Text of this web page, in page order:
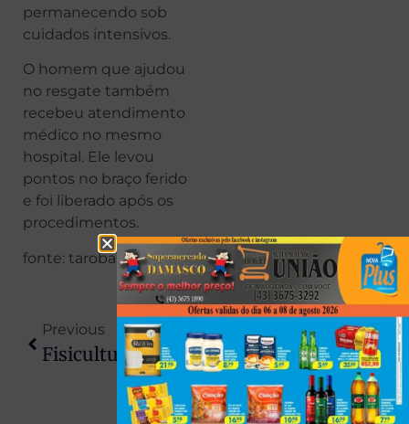
permanecendo sob
cuidados intensivos.
O homem que ajudou
no resgate também
recebeu atendimento
médico no mesmo
hospital. Ele levou
pontos no braço ferido
e foi liberado após os
procedimentos.
fonte: taroba
Previous
Fisiculturista De 28 Anos Morre Após Infecção Grave Conhecida Como “bactéria Devoradora De Carne”
Next
Galvão Bueno Recebe Alta Hospitalar No Paraná Após Tratamento De Pneumonia